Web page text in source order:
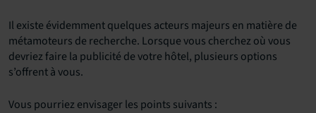
Il existe évidemment quelques acteurs majeurs en matière de
métamoteurs de recherche. Lorsque vous cherchez où vous
devriez faire la publicité de votre hôtel, plusieurs options
s’offrent à vous.
Vous pourriez envisager les points suivants :